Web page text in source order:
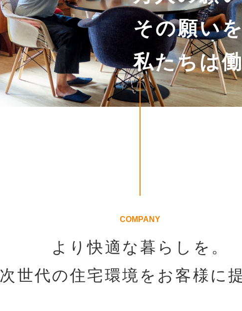
その願い
私たちは働
その願い
私たちは働
COMPANY
より快適な暮らしを。
次世代の住宅環境を お客様に